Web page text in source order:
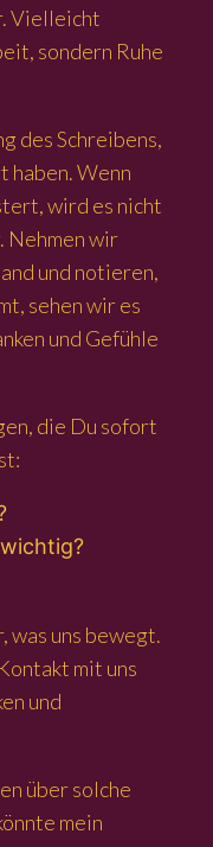
Vielleicht
sondern Ruhe
des Schreibens,
haben. Wenn
wird es nicht
Nehmen wir
und notieren,
sehen wir es
und Gefühle
die Du sofort
was uns bewegt.
mit uns
und
über solche
mein